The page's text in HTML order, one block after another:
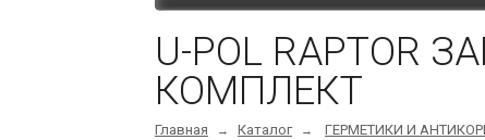
U-POL
КОМПЛЕКТ
Главная → Каталог → ГЕРМЕТИКИ И